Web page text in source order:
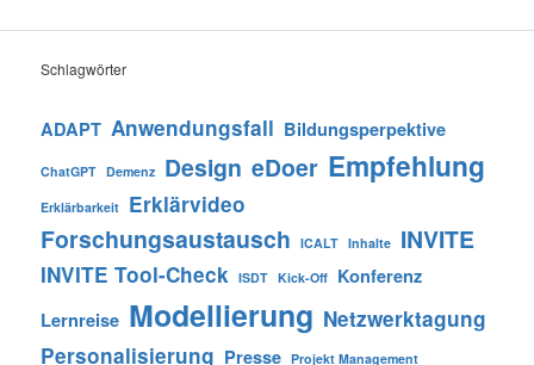
Schlagwörter
ADAPT Anwendungsfall Bildungsperpektive
ChatGPT Demenz Design eDoer Empfehlung
Erklärbarkeit Erklärvideo
Forschungsaustausch ICALT Inhalte INVITE
INVITE Tool-Check ISDT Kick-Off Konferenz
Lernreise Modellierung Netzwerktagung
Personalisierung Presse Projekt Management